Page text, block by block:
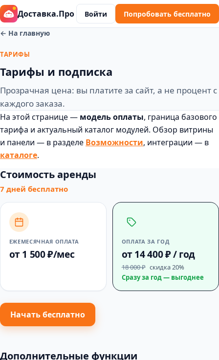
Доставка.Про Войти Попробовать бесплатно
← На главную
ТАРИФЫ
Тарифы и подписка
Прозрачная цена: вы платите за сайт, а не процент с
каждого заказа.
На этой странице — модель оплаты, граница базового
тарифа и актуальный каталог модулей. Обзор витрины
и панели — в разделе Возможности, интеграции — в
каталоге.
Стоимость аренды
7 дней бесплатно
ЕЖЕМЕСЯЧНАЯ ОПЛАТА
от 1 500 ₽/мес
ОПЛАТА ЗА ГОД
от 14 400 ₽ / год
18 000 ₽ скидка 20%
Сразу за год — выгоднее
Начать бесплатно
Дополнительные функции